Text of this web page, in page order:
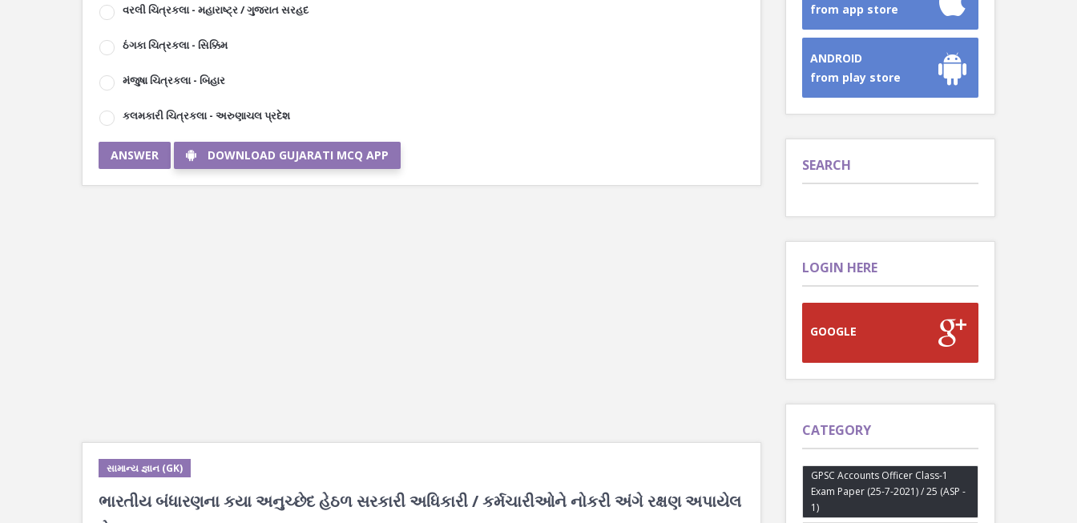
વરલી ચિત્રકલા - મહારાષ્ટ્ર / ગુજરાત સરહદ
ઠંગકા ચિત્રકલા - સિક્કિમ
મંજુષા ચિત્રકલા - બિહાર
કલમકારી ચિત્રકલા - અરુણાચલ પ્રદેશ
ANSWER DOWNLOAD GUJARATI MCQ APP
સામાન્ય જ્ઞાન (GK)
ભારતીય બંધારણના કયા અનુચ્છેદ હેઠળ સરકારી અધિકારી / કર્મચારીઓને નોકરી અંગે રક્ષણ અપાયેલ
from app store
ANDROID
from play store
SEARCH
LOGIN HERE
GOOGLE
CATEGORY
GPSC Accounts Officer Class-1
Exam Paper (25-7-2021) / 25 (ASP -
1)